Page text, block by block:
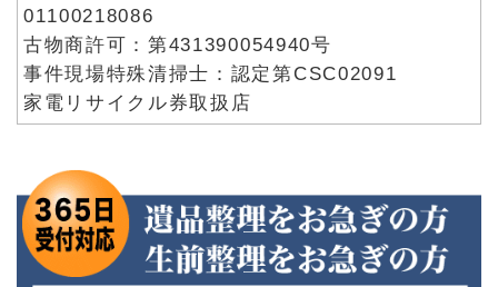
01100218086
古物商許可：第431390054940号
事件現場特殊清掃士：認定第CSC02091
家電リサイクル券取扱店